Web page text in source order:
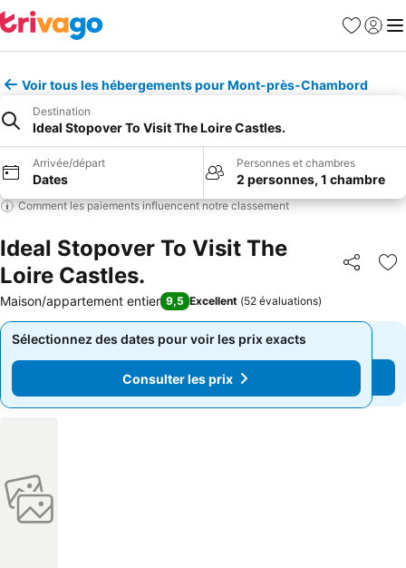
Favoris
Se
Voir tous les hébergements pour Mont-près-Chambord
Destination
Ideal Stopover To Visit The Loire Castles.
Arrivée/départ
Dates
Personnes et chambres
2 personnes, 1 chambre
Comment les paiements influencent notre classement
Ideal Stopover To Visit The
Loire Castles.
Partager
Maison/appartement entier 9,5 Excellent (52 évaluations)
Sélectionnez des dates pour voir les prix exacts
Consulter les prix
Sélectionnez des dates pour voir les prix exacts
Consulter les prix